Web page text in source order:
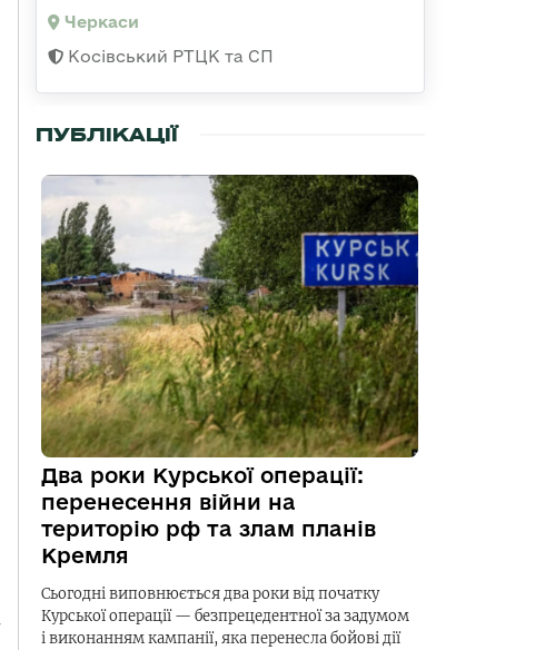
Черкаси
Косівський РТЦК та СП
ПУБЛІКАЦІЇ
Два роки Курської операції:
перенесення війни на
територію рф та злам планів
Кремля
Сьогодні виповнюється два роки від початку
Курської операції — безпрецедентної за задумом
і виконанням кампанії, яка перенесла бойові дії